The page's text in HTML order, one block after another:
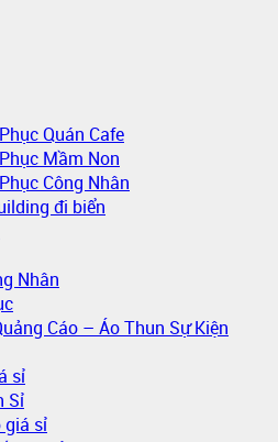
Quán Cafe
Mầm Non
Công Nhân
đi biển
Nhân
Cáo – Áo Thun Sự Kiện
sỉ
Sỉ
giá sỉ